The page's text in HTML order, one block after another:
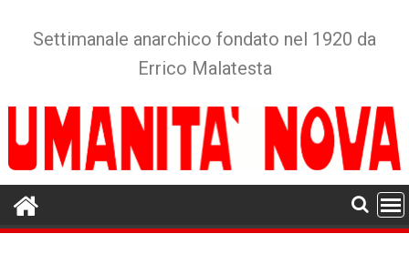
Settimanale anarchico fondato nel 1920 da
Errico Malatesta